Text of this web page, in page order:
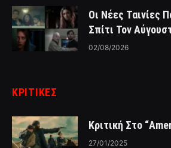
Οι Νέες Ταινίες
Σπίτι Τον
02/08/2026
ΚΡΙΤΙΚΈΣ
Κριτική Στο
27/01/2025